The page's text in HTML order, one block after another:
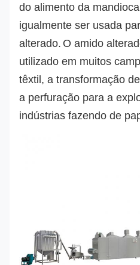
do alimento da
igualmente ser usada
alterado. O amido
utilizado em muitos
têxtil, a transformação
a perfuração para a
indústrias fazendo de